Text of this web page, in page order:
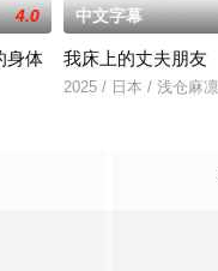
4.0
身体
中文字幕
我床上的丈夫朋友
2025 / 日本 / 浅仓麻凛